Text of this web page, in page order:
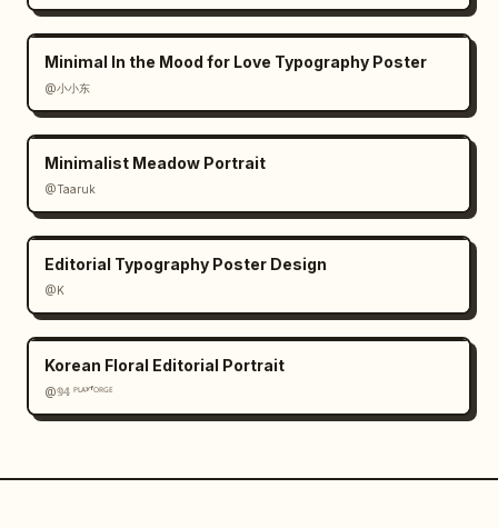
Minimal In the Mood for Love Typography Poster
@小小东
Minimalist Meadow Portrait
@Taaruk
Editorial Typography Poster Design
@K
Korean Floral Editorial Portrait
@𝟡𝟜 ᴾᴸᴬʸᶠᴼᴿᴳᴱ